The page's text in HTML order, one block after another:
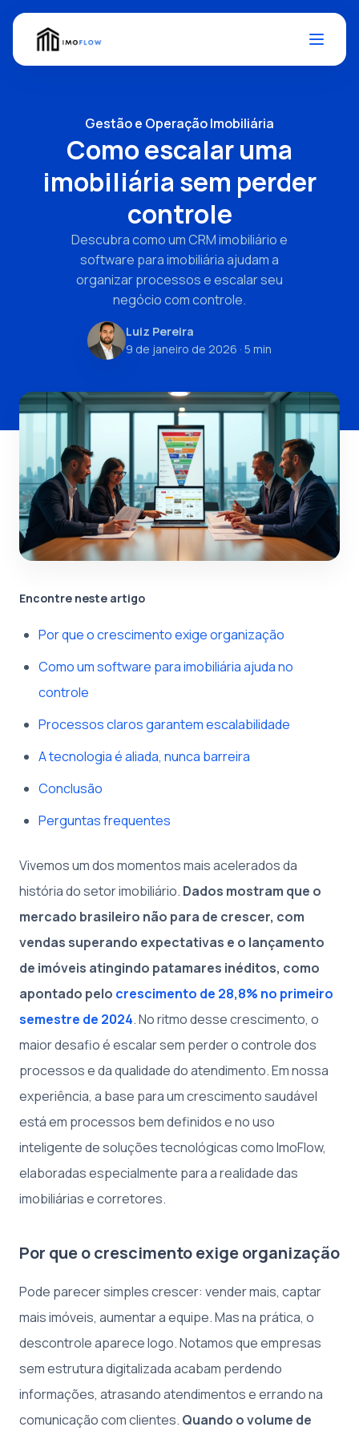
Gestão e Operação Imobiliária
Como escalar uma
imobiliária sem perder
controle
Descubra como um CRM imobiliário e
software para imobiliária ajudam a
organizar processos e escalar seu
negócio com controle.
Luiz Pereira
9 de janeiro de 2026 · 5 min
Encontre neste artigo
Por que o crescimento exige organização
Como um software para imobiliária ajuda no
controle
Processos claros garantem escalabilidade
A tecnologia é aliada, nunca barreira
Conclusão
Perguntas frequentes
Vivemos um dos momentos mais acelerados da
história do setor imobiliário. Dados mostram que o
mercado brasileiro não para de crescer, com
vendas superando expectativas e o lançamento
de imóveis atingindo patamares inéditos, como
apontado pelo crescimento de 28,8% no primeiro
semestre de 2024. No ritmo desse crescimento, o
maior desafio é escalar sem perder o controle dos
processos e da qualidade do atendimento. Em nossa
experiência, a base para um crescimento saudável
está em processos bem definidos e no uso
inteligente de soluções tecnológicas como ImoFlow,
elaboradas especialmente para a realidade das
imobiliárias e corretores.
Por que o crescimento exige organização
Pode parecer simples crescer: vender mais, captar
mais imóveis, aumentar a equipe. Mas na prática, o
descontrole aparece logo. Notamos que empresas
sem estrutura digitalizada acabam perdendo
informações, atrasando atendimentos e errando na
comunicação com clientes. Quando o volume de